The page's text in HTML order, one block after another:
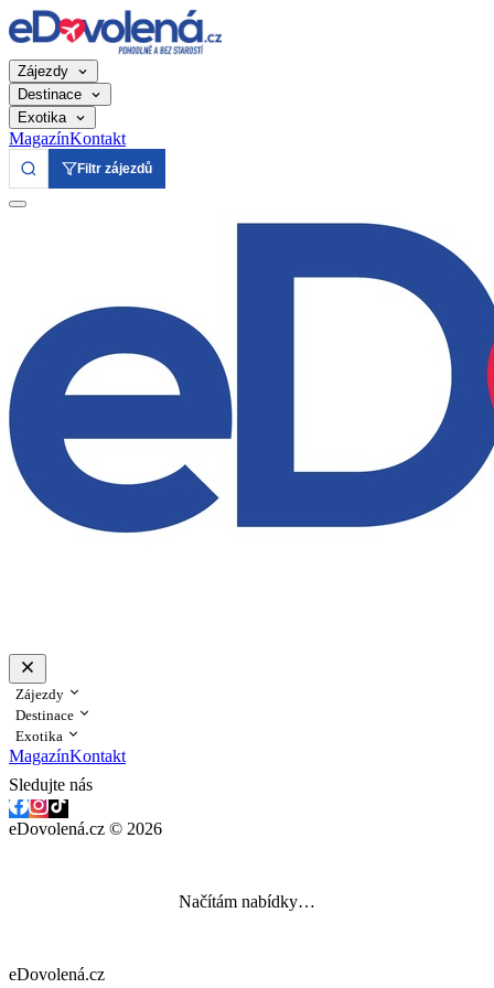
Zájezdy
Destinace
Exotika
MagazínKontakt
Filtr zájezdů
Zájezdy
Destinace
Exotika
MagazínKontakt
Sledujte nás
eDovolená.cz © 2026
Načítám nabídky…
eDovolená.cz